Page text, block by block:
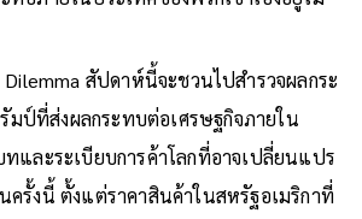
สัปดาห์นี้จะชวนไปสำรวจผลกระ
ป์ที่ส่งผลกระทบต่อเศรษฐกิจภายใน
และระเบียบการค้าโลกที่อาจเปลี่ยนแปร
ครั้งนี้ ตั้งแต่ราคาสินค้าในสหรัฐอเมริกาที่